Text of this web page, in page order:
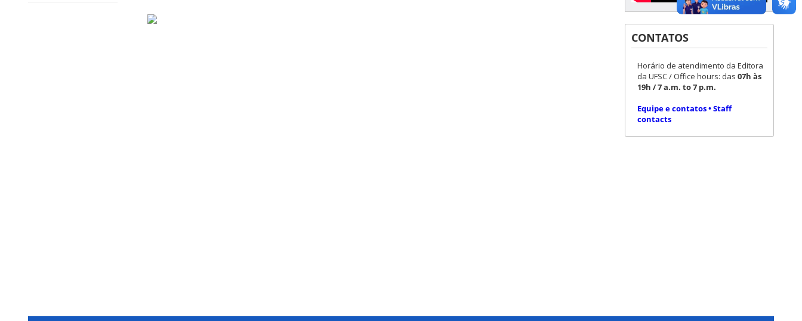
CONTATOS
Horário de atendimento da Editora
da UFSC / Office hours: das 07h às
19h / 7 a.m. to 7 p.m.
Equipe e contatos • Staff
contacts